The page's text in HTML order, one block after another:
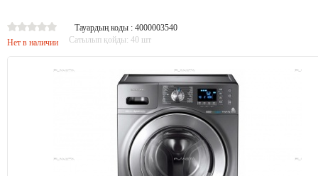
Тауардың коды : 4000003540
Нет в наличии
Сатылып қойды: 40 шт